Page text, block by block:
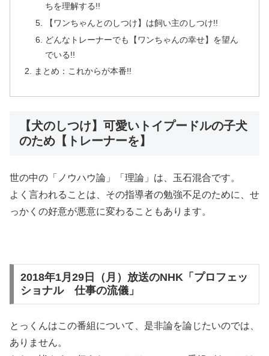
ちを理解する!!
【ワンちゃんとのしつけ】は飼い主のしつけ!!
どんなトレーナーでも【ワンちゃんの幸せ】を望ん
でいる!!
まとめ：これからが本番!!
【犬のしつけ】可愛いトイプードルの子犬
のため【トレーナーを】
世の中の「ノウハウ論」「理論」は、玉石混合です。
よく言われることは、その指導者の勉強不足のために、せ
っかくの好意が悪意に変わることもあります。
2018年1月29日（月）放送のNHK「プロフェッ
ショナル 仕事の流儀」
とっくんはこの番組について、是非論を論じたいのでは、
ありません。